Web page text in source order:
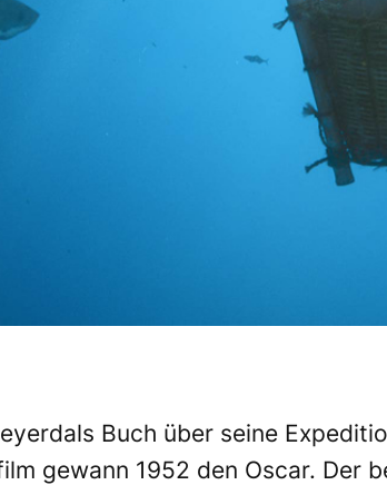
Buch über seine
gewann 1952 den Oscar. Der